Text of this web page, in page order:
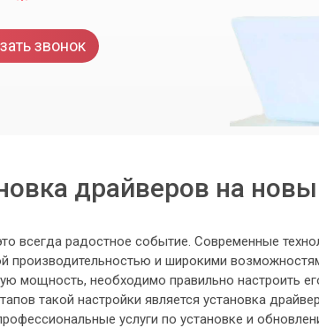
звонок
драйверов на
всегда радостное событие. Современные
производительностью и широкими
мощность, необходимо правильно настроить
такой настройки является установка
услуги по установке и